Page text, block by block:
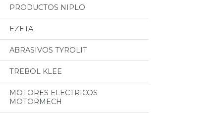
PRODUCTOS NIPLO
EZETA
ABRASIVOS TYROLIT
TREBOL KLEE
MOTORES ELECTRICOS
MOTORMECH